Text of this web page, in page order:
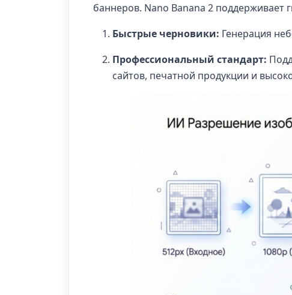
баннеров. Nano Banana 2 поддерживает
Быстрые черновики: Генерация
Профессиональный стандарт:
сайтов, печатной продукции и